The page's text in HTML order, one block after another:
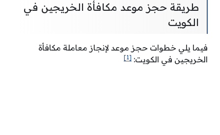
طريقة حجز موعد مكافأة الخريجين في
الكويت
فيما يلي خطوات حجز موعد لإنجاز معاملة مكافأة
الخريجين في الكويت: [1]